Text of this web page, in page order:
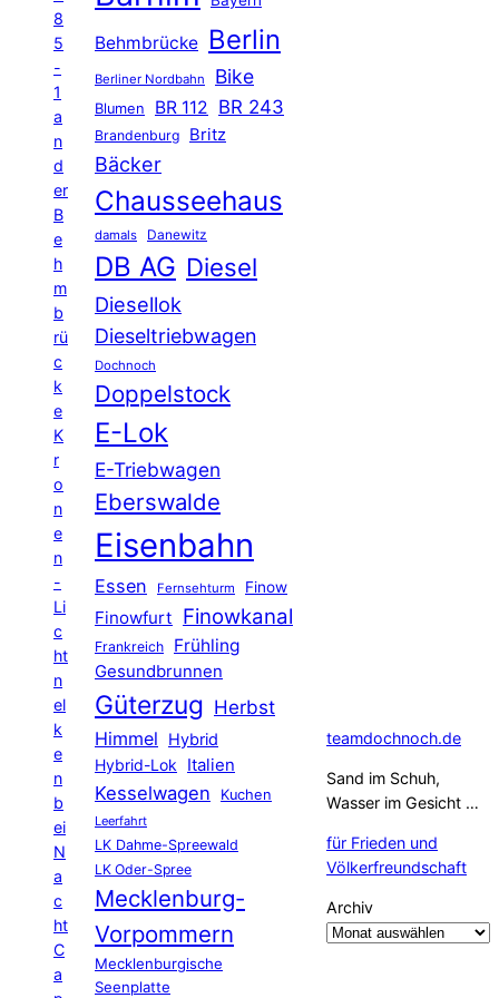
8
5
-
1
a
n
d
er
B
e
h
m
b
rü
c
k
e
K
r
o
n
e
n
-
Li
c
ht
n
el
k
e
n
b
ei
N
a
c
ht
C
a
Behmbrücke Berlin
Berliner Nordbahn Bike
Blumen BR 112 BR 243
Brandenburg Britz
Bäcker
Chausseehaus
damals Danewitz
DB AG Diesel
Diesellok
Dieseltriebwagen
Dochnoch
Doppelstock
E-Lok
E-Triebwagen
Eberswalde
Eisenbahn
Essen Fernsehturm Finow
Finowfurt Finowkanal
Frankreich Frühling
Gesundbrunnen
Güterzug Herbst
Himmel
Hybrid
Hybrid-Lok Italien
Kesselwagen Kuchen
Leerfahrt
LK Dahme-Spreewald
LK Oder-Spree
Mecklenburg-
Vorpommern
Mecklenburgische
Seenplatte
teamdochnoch.de
Sand im Schuh,
Wasser im Gesicht …
für Frieden und
Völkerfreundschaft
Archiv